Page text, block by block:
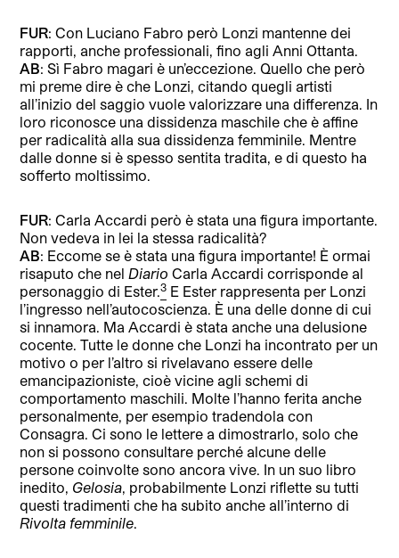
FUR: Con Luciano Fabro però Lonzi mantenne dei
rapporti, anche professionali, fino agli Anni Ottanta.
AB: Sì Fabro magari è un’eccezione. Quello che però
mi preme dire è che Lonzi, citando quegli artisti
all’inizio del saggio vuole valorizzare una differenza. In
loro riconosce una dissidenza maschile che è affine
per radicalità alla sua dissidenza femminile. Mentre
dalle donne si è spesso sentita tradita, e di questo ha
sofferto moltissimo.
FUR: Carla Accardi però è stata una figura importante.
Non vedeva in lei la stessa radicalità?
AB: Eccome se è stata una figura importante! È ormai
risaputo che nelDiario Carla Accardi corrisponde al
personaggio di Ester.3 E Ester rappresenta per Lonzi
l’ingresso nell’autocoscienza. È una delle donne di cui
si innamora. Ma Accardi è stata anche una delusione
cocente. Tutte le donne che Lonzi ha incontrato per un
motivo o per l’altro si rivelavano essere delle
emancipazioniste, cioè vicine agli schemi di
comportamento maschili. Molte l’hanno ferita anche
personalmente, per esempio tradendola con
Consagra. Ci sono le lettere a dimostrarlo, solo che
non si possono consultare perché alcune delle
persone coinvolte sono ancora vive. In un suo libro
inedito, Gelosia, probabilmente Lonzi riflette su tutti
questi tradimenti che ha subito anche all’interno di
Rivolta femminile.